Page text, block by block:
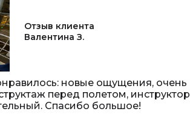
Отзыв клиента
Валентина З.
новые ощущения, очень
перед полетом, инструктор
Спасибо большое!